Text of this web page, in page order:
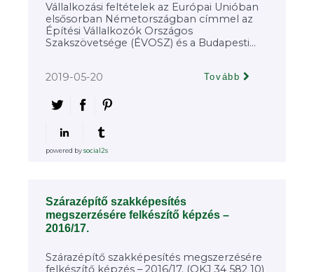
Vállalkozási feltételek az Európai Unióban
elsősorban Németországban címmel az
Építési Vállalkozók Országos
Szakszövetsége (ÉVOSZ) és a Budapesti...
2019-05-20 Tovább
powered bysocial2s
Szárazépítő szakképesítés
megszerzésére felkészítő képzés –
2016/17.
Szárazépítő szakképesítés megszerzésére
felkészítő képzés – 2016/17. (OKJ 34 582 10)